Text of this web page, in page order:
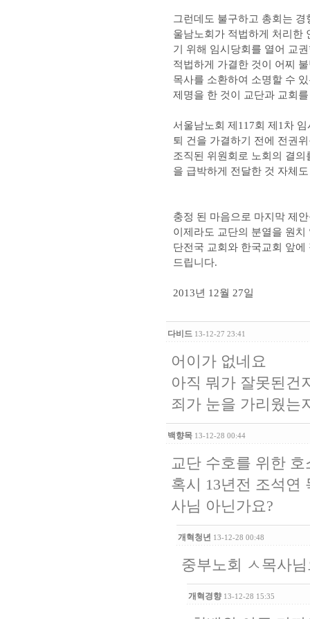
그런데도 불구하고 총회는
울남노회가 적법하게 처리한
기 위해 임시당회를 열어 교
적법하게 가결한 것이 어찌
목사를 소환하여 소명할 수
제명을 한 것이 교단과 교회
서울남노회 제117회 제1차
퇴 건을 가결하기 전에 전권
조직된 위원회로 노회의 결
을 급박하게 전달한 것 자체
충정 된 마음으로 마지막 제
이제라도 교단의 분열을 원
단전국 교회와 한국교회 앞
드립니다.
2013년 12월 27일
다비드 13-12-27 23:41
어이가 없네요
아직 뭐가 잘못된건
죄가 눈을 가리웠는
백향목 13-12-28 00:44
교단 수호를 위한
혹시 13년전 조석연
사님 아닌가요?
개혁청년 13-12-28 00:48
중부노회 ㅅ목사
개혁경향 13-12-28 15:35